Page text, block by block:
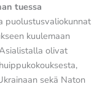
tuessa
puolustusvaliokunnat
kuulemaan
olivat
sekä Naton